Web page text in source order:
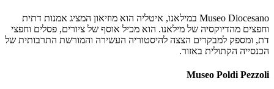
Museo Diocesano במילאנו, איטליה הוא מוזיאון המציג אמנות דתית
וחפצים מהדיוקסיה של מילאנו. הוא מכיל אוסף של ציורים, פסלים וחפצי
דת, ומספק למבקרים הצצה להיסטוריה העשירה והמורשת התרבותית של
הכנסייה הקתולית באזור.
Museo Poldi Pezzoli